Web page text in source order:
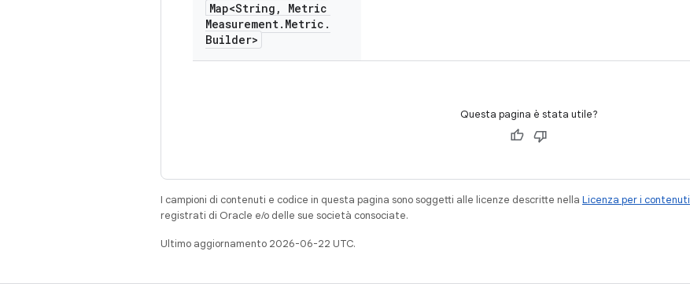
Map<String ,
Metric
Measurement. Metric .
Builder>
Questa pagina è stata utile?
I campioni di contenuti e codice in questa pagina sono soggetti alle licenze descritte nella Licenza per i contenuti
registrati di Oracle e/o delle sue società consociate.
Ultimo aggiornamento 2026-06-22 UTC.